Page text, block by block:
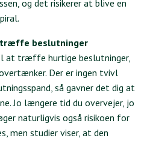
og det risikerer at blive en
træffe beslutninger
at træffe hurtige beslutninger,
Der er ingen tvivl
så gavner det dig at
Jo længere tid du overvejer, jo
naturligvis også risikoen for
men studier viser, at den